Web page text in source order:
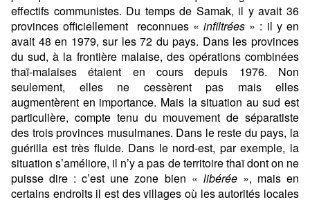
effectifs communistes. Du temps de Samak, il y avait 36
provinces officiellement reconnues « infiltrées » : il y en
avait 48 en 1979, sur les 72 du pays. Dans les provinces
du sud, à la frontière malaise, des opérations combinées
thaï-malaises étaient en cours depuis 1976. Non
seulement, elles ne cessèrent pas mais elles
augmentèrent en importance. Mais la situation au sud est
particulière, compte tenu du mouvement de séparatiste
des trois provinces musulmanes. Dans le reste du pays, la
guérilla est très fluide. Dans le nord-est, par exemple, la
situation s’améliore, il n’y a pas de territoire thaï dont on ne
puisse dire : c’est une zone bien « libérée», mais en
certains endroits il est des villages où les autorités locales